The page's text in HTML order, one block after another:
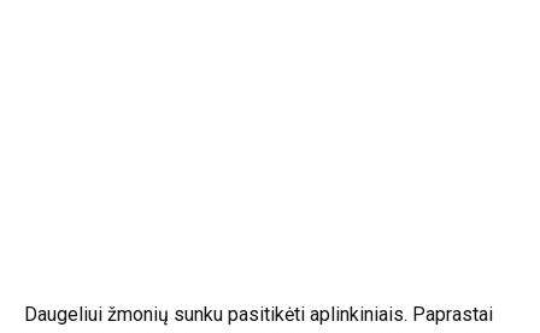
Daugeliui žmonių sunku pasitikėti aplinkiniais. Paprastai